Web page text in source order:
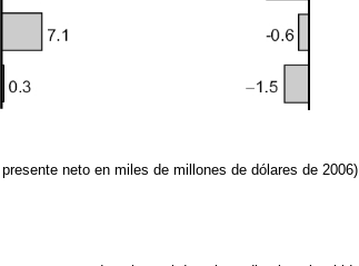
presente neto en miles de millones de dólares de 2006)